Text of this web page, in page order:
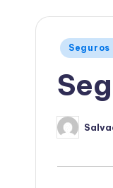
Publicado
Publicado
por